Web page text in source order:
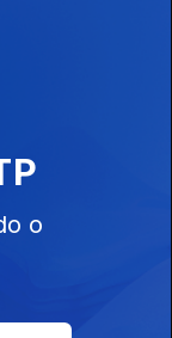
de fogo
de
o